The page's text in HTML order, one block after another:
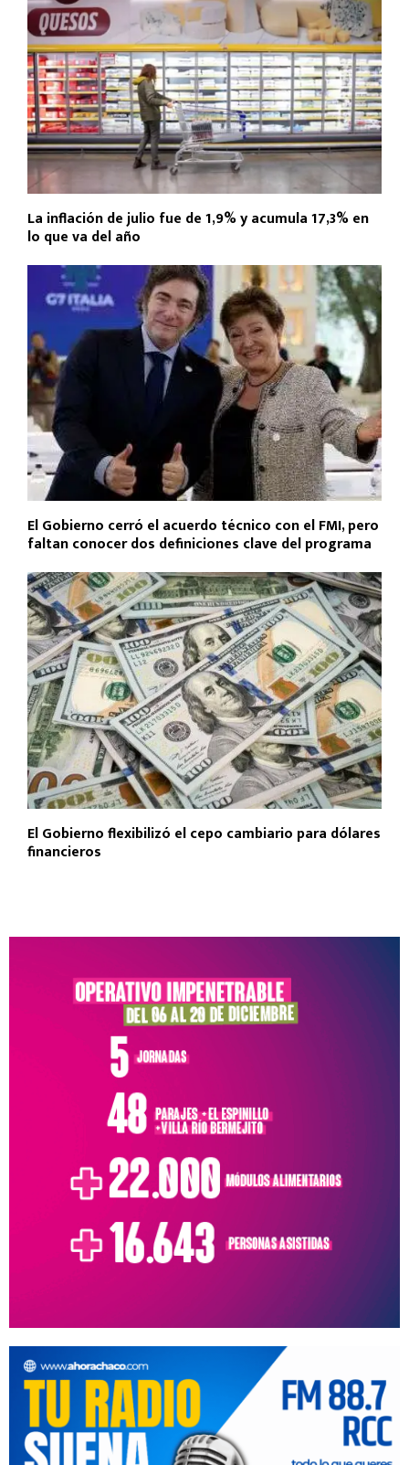
La inflación de julio fue de 1,9% y acumula 17,3% en
lo que va del año
El Gobierno cerró el acuerdo técnico con el FMI, pero
faltan conocer dos definiciones clave del programa
El Gobierno flexibilizó el cepo cambiario para dólares
financieros